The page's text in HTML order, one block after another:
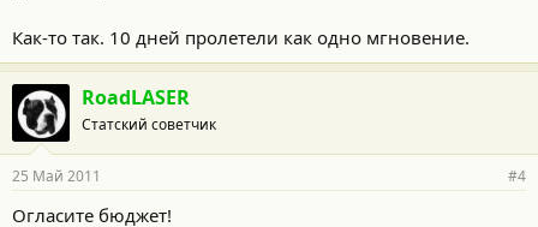
Как-то так. 10 дней пролетели как одно мгновение.
RoadLASER
Статский советчик
25 Май 2011 #4
Огласите бюджет!